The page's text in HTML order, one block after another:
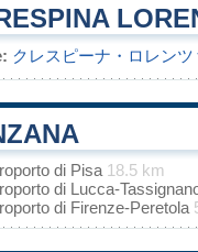
クレスピーナ・ロレンツ
di Pisa 18.5 km
di Lucca-
di Firenze-Peretola